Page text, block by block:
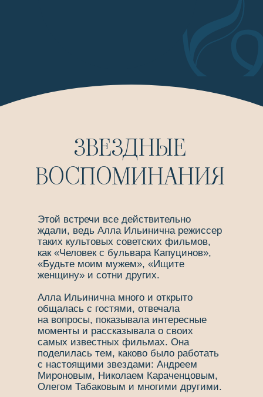
ЗВЕЗДНЫЕ
ВОСПОМИНАНИЯ
Этой встречи все действительно
ждали, ведь Алла Ильинична режиссер
таких культовых советских фильмов,
как «Человек с бульвара Капуцинов»,
«Будьте моим мужем», «Ищите
женщину» и сотни других.
Алла Ильинична много и открыто
общалась с гостями, отвечала
на вопросы, показывала интересные
моменты и рассказывала о своих
самых известных фильмах. Она
поделилась тем, каково было работать
с настоящими звездами: Андреем
Мироновым, Николаем Караченцовым,
Олегом Табаковым и многими другими.